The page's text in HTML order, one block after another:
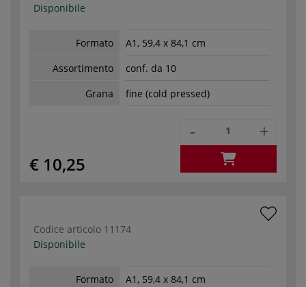
Disponibile
Formato
A1, 59,4 x 84,1 cm
Assortimento
conf. da 10
Grana
fine (cold pressed)
€ 10,25
- +
Codice articolo 11174
Disponibile
Formato
A1, 59,4 x 84,1 cm